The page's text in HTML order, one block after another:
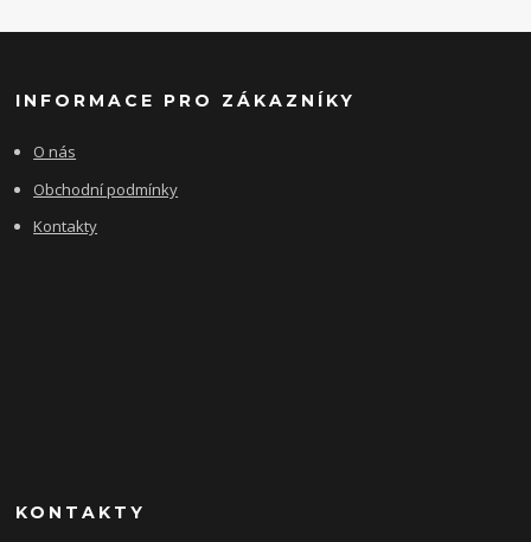
INFORMACE PRO ZÁKAZNÍKY
O nás
Obchodní podmínky
Kontakty
KONTAKTY